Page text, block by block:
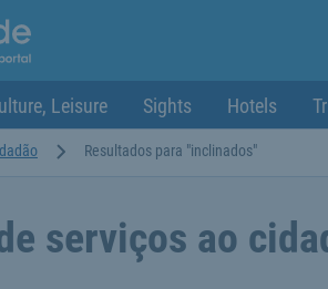
Leisure Sights Hotels
Resultados para "inclinados"
serviços ao